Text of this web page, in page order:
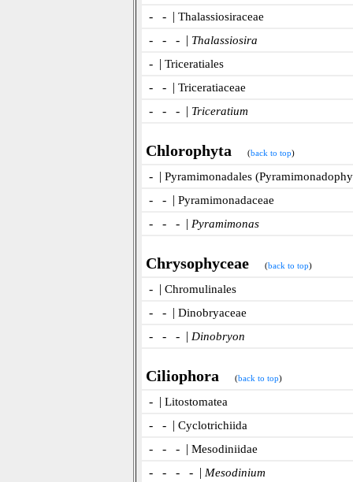
- - | Thalassiosiraceae
- - - | Thalassiosira
- | Triceratiales
- - | Triceratiaceae
- - - | Triceratium
Chlorophyta (back to top)
- | Pyramimonadales
- - | Pyramimonadaceae
- - - | Pyramimonas
Chrysophyceae (back to top)
- | Chromulinales
- - | Dinobryaceae
- - - | Dinobryon
Ciliophora (back to top)
- | Litostomatea
- - | Cyclotrichiida
- - - | Mesodiniidae
- - - - | Mesodinium